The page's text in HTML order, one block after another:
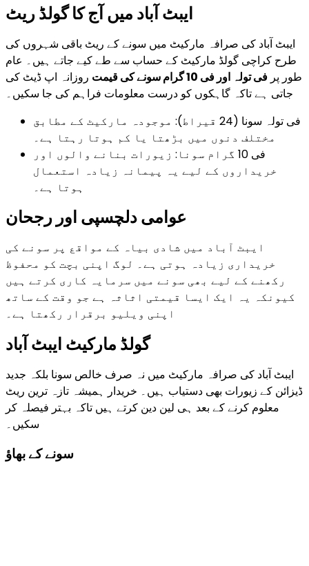
ایبٹ آباد میں آج کا گولڈ ریٹ
ایبٹ آباد کی صرافہ مارکیٹ میں سونے کے ریٹ باقی شہروں کی
طرح کراچی گولڈ مارکیٹ کے حساب سے طے کیے جاتے ہیں۔ عام
طور پر فی تولہ اور فی 10 گرام سونے کی قیمت
روزانہ اپ ڈیٹ کی
جاتی ہے تاکہ گاہکوں کو درست معلومات فراہم کی جا سکیں۔
فی تولہ سونا (24 قیراط): موجودہ مارکیٹ کے مطابق
مختلف دنوں میں بڑھتا یا کم ہوتا رہتا ہے۔
فی 10 گرام سونا: زیورات بنانے والوں اور
خریداروں کے لیے یہ پیمانہ زیادہ استعمال
ہوتا ہے۔
عوامی دلچسپی اور رجحان
ایبٹ آباد میں شادی بیاہ کے مواقع پر سونے کی
خریداری زیادہ ہوتی ہے۔ لوگ اپنی بچت کو محفوظ
رکھنے کے لیے بھی سونے میں سرمایہ کاری کرتے ہیں
کیونکہ یہ ایک ایسا قیمتی اثاثہ ہے جو وقت کے ساتھ
اپنی ویلیو برقرار رکھتا ہے۔
گولڈ مارکیٹ ایبٹ آباد
ایبٹ آباد کی صرافہ مارکیٹ میں نہ صرف خالص سونا بلکہ جدید
ڈیزائن کے زیورات بھی دستیاب ہیں۔ خریدار ہمیشہ تازہ ترین ریٹ
معلوم کرنے کے بعد ہی لین دین کرتے ہیں تاکہ بہتر فیصلہ کر
سکیں۔
سونے کے بھاؤ